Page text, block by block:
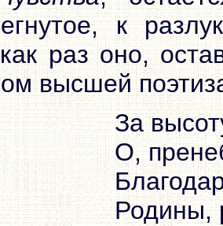
к
раз оно,
высшей
За
О,
Родины,